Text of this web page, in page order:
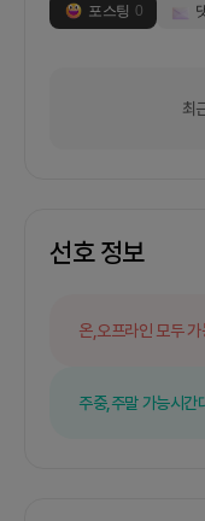
포스팅 0
최
선호 정보
온,오프라인 모두 가
주중,주말 가능시간